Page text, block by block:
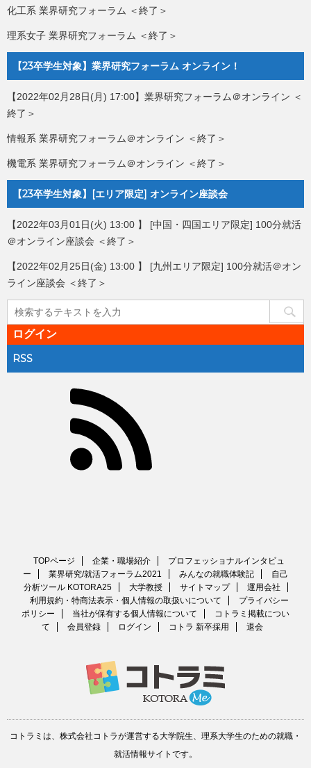
化工系 業界研究フォーラム ＜終了＞
理系女子 業界研究フォーラム ＜終了＞
【23卒学生対象】業界研究フォーラム オンライン！
【2022年02月28日(月) 17:00】業界研究フォーラム＠オンライン ＜
終了＞
情報系 業界研究フォーラム＠オンライン ＜終了＞
機電系 業界研究フォーラム＠オンライン ＜終了＞
【23卒学生対象】[エリア限定] オンライン座談会
【2022年03月01日(火) 13:00 】 [中国・四国エリア限定] 100分就活
＠オンライン座談会 ＜終了＞
【2022年02月25日(金) 13:00 】 [九州エリア限定] 100分就活＠オン
ライン座談会 ＜終了＞
ログイン
RSS
TOPページ 企業・職場紹介
プロフェッショナルインタビュ
ー
業界研究/就活フォーラム2021 みんなの就職体験記
自己
分析ツール KOTORA25
大学教授 サイトマップ
運用会社
利用規約・特商法表示・個人情報の取扱いについて
プライバシー
ポリシー
当社が保有する個人情報について
コトラミ掲載につい
て
会員登録 ログイン コトラ 新卒採用 退会
コトラミは、 株式会社コトラが運営する大学院生、理系大学生のための就職・
就活情報サイト です。